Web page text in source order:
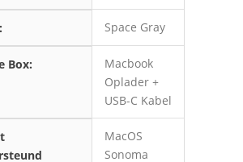
Space Gray
Box:
Macbook
Oplader +
USB-C Kabel
MacOS
Sonoma